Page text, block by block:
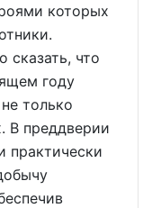
которых
что
году
только
В преддверии
практически